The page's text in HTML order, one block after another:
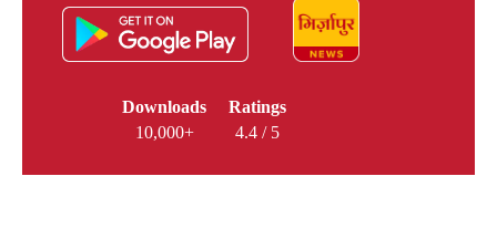
Downloads
10,000+
Ratings
4.4 / 5